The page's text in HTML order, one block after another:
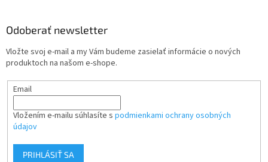
e
r
y
Odoberať newsletter
Vložte svoj e-mail a my Vám budeme zasielať informácie o nových
produktoch na našom e-shope.
Email
Vložením e-mailu súhlasíte s podmienkami ochrany osobných
údajov
PRIHLÁSIŤ SA